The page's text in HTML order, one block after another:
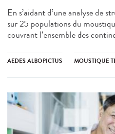
En s’aidant d’une analyse de
sur 25 populations du
couvrant l’ensemble des
AEDES ALBOPICTUS MOUSTIQUE